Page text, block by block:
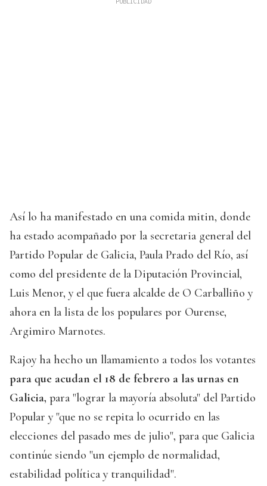
Así lo ha manifestado en una comida mitin, donde
ha estado acompañado por la secretaria general del
Partido Popular de Galicia, Paula Prado del Río, así
como del presidente de la Diputación Provincial,
Luis Menor, y el que fuera alcalde de O Carballiño y
ahora en la lista de los populares por Ourense,
Argimiro Marnotes.
Rajoy ha hecho un llamamiento a todos los votantes
para que acudan el 18 de febrero a las urnas en
Galicia, para "lograr la mayoría absoluta" del Partido
Popular y "que no se repita lo ocurrido en las
elecciones del pasado mes de julio", para que Galicia
continúe siendo "un ejemplo de normalidad,
estabilidad política y tranquilidad".